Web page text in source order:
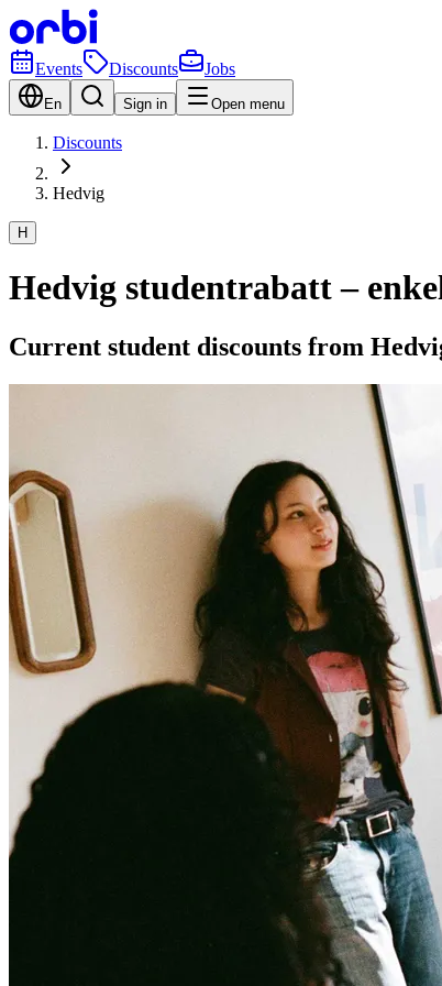
Events Discounts Jobs
En Sign in Open menu
Discounts
Hedvig
H
Hedvig studentrabatt –
Current student discounts from